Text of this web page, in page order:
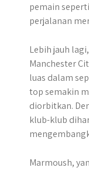
pemain
perjalanan
Lebih jauh
Manchester
luas dalam
top semakin
diorbitkan.
klub-klub
Marmoush,